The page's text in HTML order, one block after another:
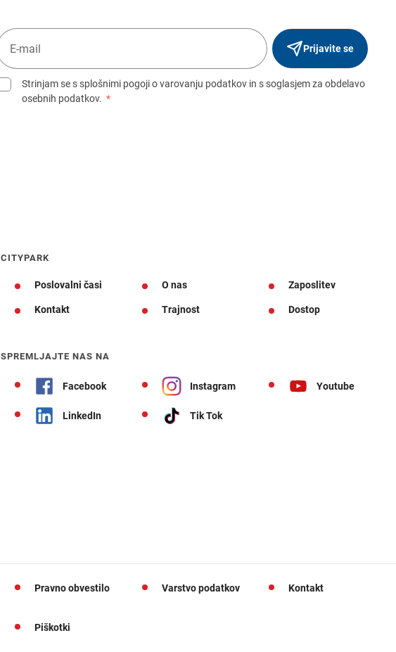
Prijavite se
Strinjam se s splošnimi pogoji o varovanju podatkov in s soglasjem za obdelavo
osebnih podatkov. *
CITYPARK
Poslovalni časi O nas Zaposlitev
Kontakt Trajnost Dostop
SPREMLJAJTE NAS NA
Facebook Instagram Youtube
LinkedIn Tik Tok
Pravno obvestilo Varstvo podatkov Kontakt
Piškotki